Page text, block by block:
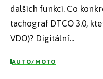
dalších funkcí. Co
tachograf DTCO 3.0,
VDO)? Digitální...
AUTO/MOTO